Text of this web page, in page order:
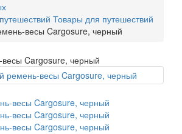
Товары для путешествий
весы Cargosure, черный
Cargosure, черный